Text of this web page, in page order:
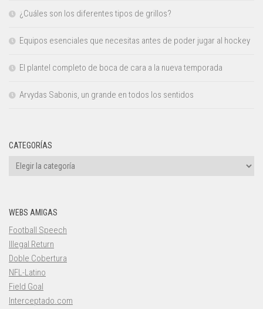
¿Cuáles son los diferentes tipos de grillos?
Equipos esenciales que necesitas antes de poder jugar al hockey
El plantel completo de boca de cara a la nueva temporada
Arvydas Sabonis, un grande en todos los sentidos
CATEGORÍAS
Categorías
WEBS AMIGAS
Football Speech
Illegal Return
Doble Cobertura
NFL-Latino
Field Goal
Interceptado.com